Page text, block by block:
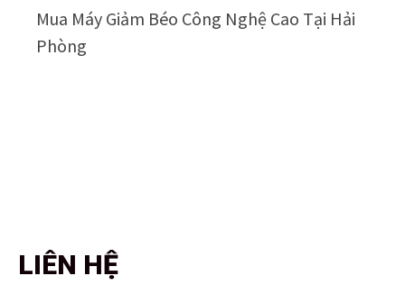
Mua Máy Giảm Béo Công Nghệ Cao Tại Hải
Phòng
LIÊN HỆ